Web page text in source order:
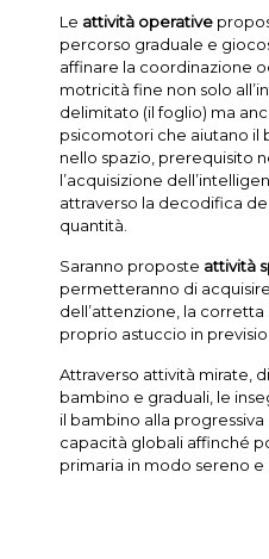
Le attività operative
percorso graduale e
affinare la coordinazione
motricità fine non solo
delimitato (il foglio) ma
psicomotori che aiutano il
nello spazio, prerequisito
l’acquisizione
attraverso la decodifica
quantità.
Saranno proposte attività
permetteranno di
dell’attenzione, la
proprio astuccio in
Attraverso attività mirate,
bambino e graduali, le
il bambino alla
capacità globali affinché
primaria in modo sereno e